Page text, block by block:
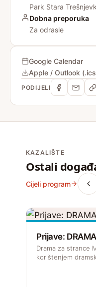
Park Stara
Dobna preporuka
Za odrasle
Google Calendar
Apple / Outlook
PODIJELI
KAZALIŠTE
Ostali
Cijeli program
Prijave:
Drama za strance
korištenjem